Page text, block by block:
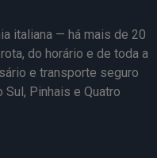
italiana — há mais de 20
do horário e de toda a
e transporte seguro
Pinhais e Quatro